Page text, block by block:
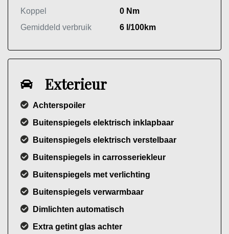
Koppel
0 Nm
Gemiddeld verbruik
6 l/100km
Exterieur
Achterspoiler
Buitenspiegels elektrisch inklapbaar
Buitenspiegels elektrisch verstelbaar
Buitenspiegels in carrosseriekleur
Buitenspiegels met verlichting
Buitenspiegels verwarmbaar
Dimlichten automatisch
Extra getint glas achter